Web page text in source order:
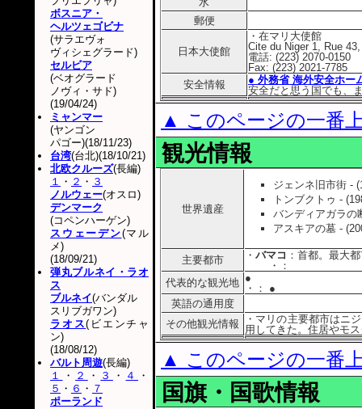
郵便
日本大使館
・在マリ大使館
Cite du Niger 1, Rue
電話: (223) 2070-0150
Fax: (223) 2021-7785
安全情報
● 外務省 海外安全ホー
安全だと思う国でも、
▲ このページの一番
観光情報
世界遺産
ジェンネ旧市街 -
トンブクトゥ -
バンディアガラの
アスキアの墓 -
主要都市 ・ バマコ ：首都。最大
・
：
代表的な観光地 ●
・
： ●
英語の通用度
その他観光情報
・マリの主要都市はニ
用してきた。住居やモ
▲ このページの一番
国旗・国歌情報
ボスニア・
ヘルツェゴビナ
(サラエヴォ
ヴィシェグラード)
セルビア
(ベオグラード
ノヴィ・サド)
(19/04/24)
ミャンマー
(ヤンゴン
パゴー)(18/11/23)
台湾(台北)(18/10/21)
北欧クルーズ(長編)
１ ・ ２ ・ ３
ノルウェー(オスロ)
デンマーク
(コペンハーゲン)
スウェーデン(マル
メ)
(18/09/21)
弾丸ブルネイ・ラオ
ス
ブルネイ(バンダル
スリブガワン)
ラオス(ビエンチャ
ン)
(18/08/12)
バルト周遊(長編)
１
・ ２ ・ ３ ・ ４
・
５ ・ ６ ・ ７
ポーランド